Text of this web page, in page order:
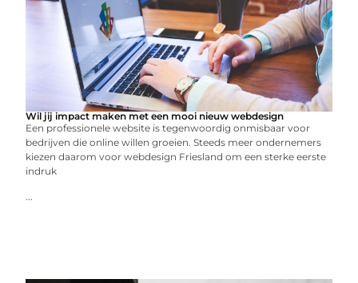
Wil jij impact maken met een mooi nieuw webdesign
Een professionele website is tegenwoordig onmisbaar voor
bedrijven die online willen groeien. Steeds meer ondernemers
kiezen daarom voor webdesign Friesland om een sterke eerste
indruk
...